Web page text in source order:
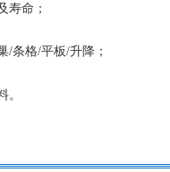
寿命；
/条格/平板/升降；